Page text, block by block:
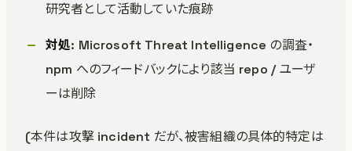
研究者として活動していた痕跡
対処: Microsoft Threat Intelligence の調査・
npm へのフィードバックにより該当 repo / ユーザ
ーは削除
(本件は攻撃 incident だが、被害組織の具体的特定は